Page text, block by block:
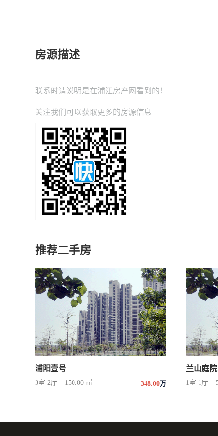
房源描述
联系时请说明是在浦江房产网 看到的！
关注我们可以获取更多的房源信息
推荐二手房
浦阳壹号
3室 2厅 150.00 ㎡ 348.00万
兰山庭院
1室 1厅